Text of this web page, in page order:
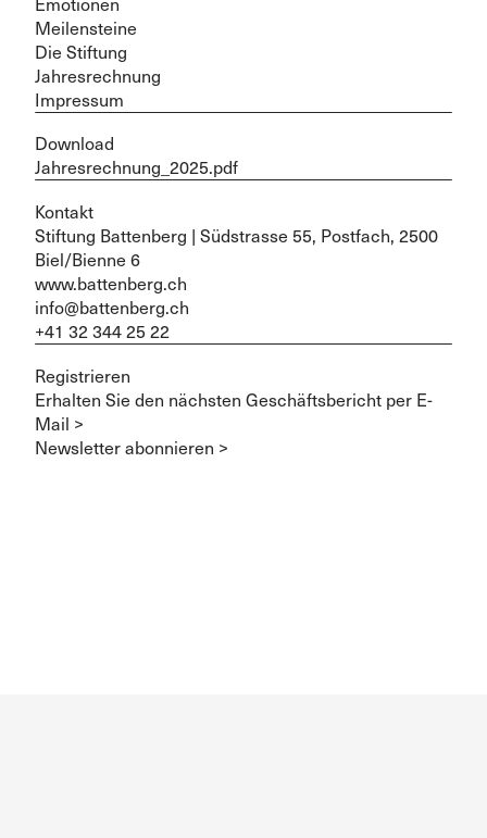
Meilensteine
Die Stiftung
Jahresrechnung
Impressum
Download
Jahresrechnung_2025.pdf
Kontakt
Stiftung Battenberg | Südstrasse 55, Postfach, 2500
Biel/Bienne 6
www.battenberg.ch
info@battenberg.ch
+41 32 344 25 22
Registrieren
Erhalten Sie den nächsten Geschäftsbericht per E-
Mail >
Newsletter abonnieren >